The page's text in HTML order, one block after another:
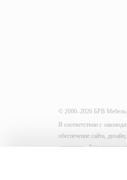
© 2000–2026 БРВ Мебель
В соответствии с
обеспечение сайта,
защищены. Запрещается